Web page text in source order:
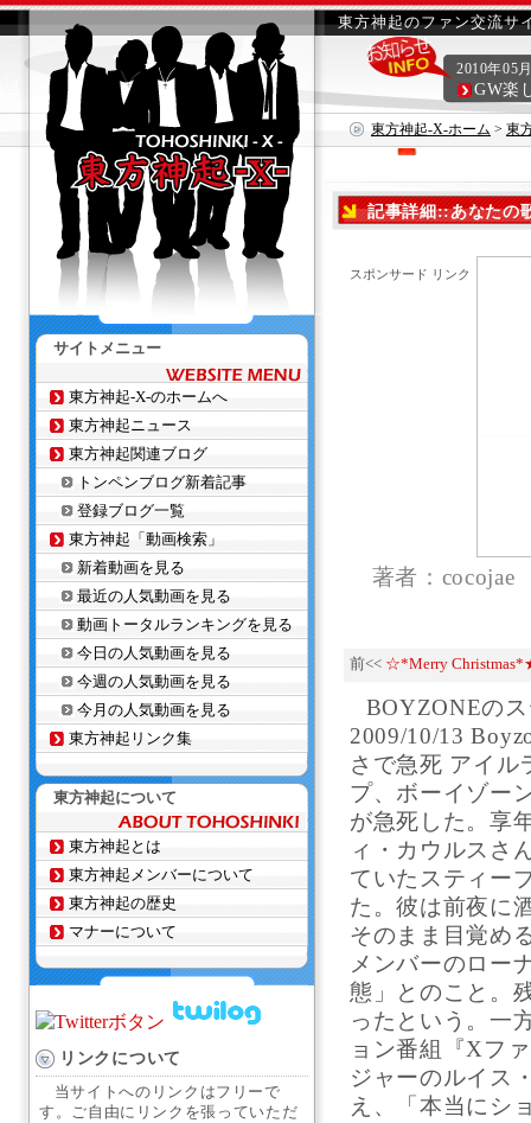
東方神起のファン交流サ
東方神起-X-ホーム > 東
す。）
2010年05
GW楽
記事詳細::あなたの
スポンサード リンク
著者：cocojae
前<< ☆*Merry
BOYZONEの
2009/10/13
さで急死 アイル
プ、ボーイゾー
が急死した。享
ィ・カウルスさ
ていたスティー
た。彼は前夜に
そのまま目覚め
メンバーのロー
態」とのこと。
ったという。一
ョン番組『Xフ
ジャーのルイス
え、「本当にシ
サイトメニュー
東方神起-X-のホームへ
東方神起ニュース
東方神起関連ブログ
トンペンブログ新着記事
登録ブログ一覧
東方神起「動画検索」
新着動画を見る
最近の人気動画を見る
動画トータルランキングを見る
今日の人気動画を見る
今週の人気動画を見る
今月の人気動画を見る
東方神起リンク集
東方神起について
東方神起とは
東方神起メンバーについて
東方神起の歴史
マナーについて
リンクについて
当サイトへのリンクはフリーで
す。ご自由にリンクを張っていただ